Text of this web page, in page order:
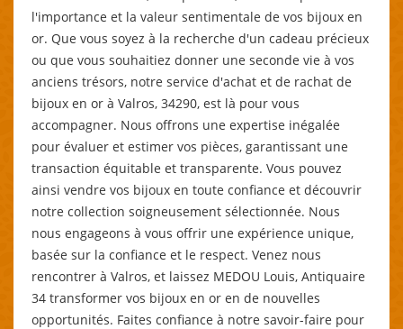
l'importance et la valeur sentimentale de vos bijoux en
or. Que vous soyez à la recherche d'un cadeau précieux
ou que vous souhaitiez donner une seconde vie à vos
anciens trésors, notre service d'achat et de rachat de
bijoux en or à Valros, 34290, est là pour vous
accompagner. Nous offrons une expertise inégalée
pour évaluer et estimer vos pièces, garantissant une
transaction équitable et transparente. Vous pouvez
ainsi vendre vos bijoux en toute confiance et découvrir
notre collection soigneusement sélectionnée. Nous
nous engageons à vous offrir une expérience unique,
basée sur la confiance et le respect. Venez nous
rencontrer à Valros, et laissez MEDOU Louis, Antiquaire
34 transformer vos bijoux en or en de nouvelles
opportunités. Faites confiance à notre savoir-faire pour